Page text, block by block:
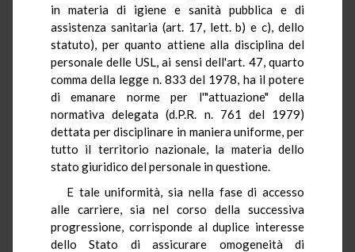
in materia di igiene e sanità pubblica e di
assistenza sanitaria (art. 17, lett. b) e c), dello
statuto), per quanto attiene alla disciplina del
personale delle USL, ai sensi dell'art. 47, quarto
comma della legge n. 833 del 1978, ha il potere
di emanare norme per l'"attuazione" della
normativa delegata (d.P.R. n. 761 del 1979)
dettata per disciplinare in maniera uniforme, per
tutto il territorio nazionale, la materia dello
stato giuridico del personale in questione.
E tale uniformità, sia nella fase di accesso
alle carriere, sia nel corso della successiva
progressione, corrisponde al duplice interesse
dello Stato di assicurare omogeneità di